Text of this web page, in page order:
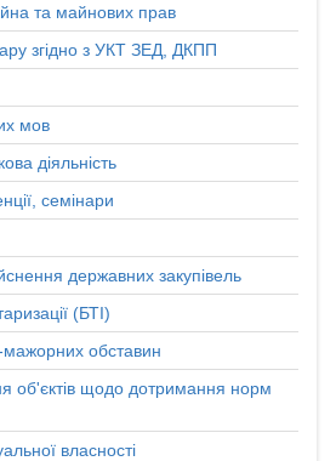
та майнових прав
згідно з УКТ ЗЕД, ДКПП
мов
діяльність
семінари
державних закупівель
(БТІ)
обставин
об'єктів щодо дотримання норм
власності